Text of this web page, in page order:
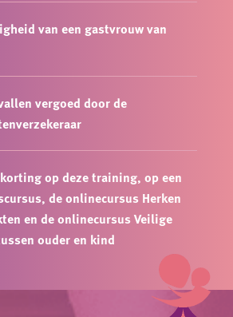
van een gastvrouw van
vergoed door de
op deze training, op een
de onlinecursus Herken
en de onlinecursus Veilige
ouder en kind